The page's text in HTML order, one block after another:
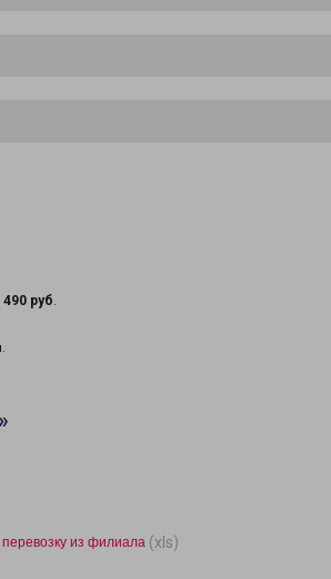
490 руб.
из филиала (xls)